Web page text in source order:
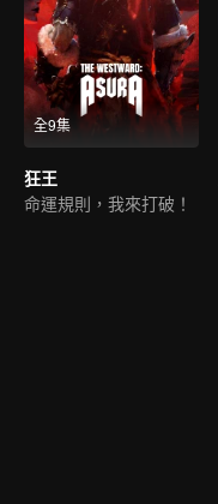
全9集
狂王
命運規則，我來打破！